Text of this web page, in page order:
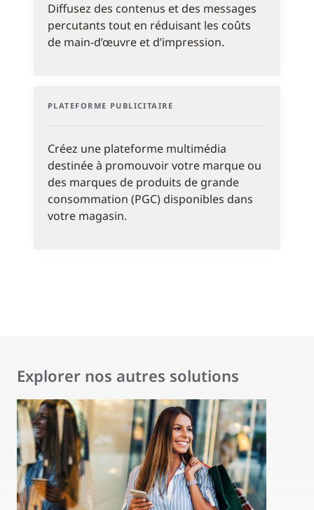
Diffusez des contenus et des messages
percutants tout en réduisant les coûts
de main-d’œuvre et d’impression.
PLATEFORME PUBLICITAIRE
Créez une plateforme multimédia
destinée à promouvoir votre marque ou
des marques de produits de grande
consommation (PGC) disponibles dans
votre magasin.
Explorer nos autres solutions